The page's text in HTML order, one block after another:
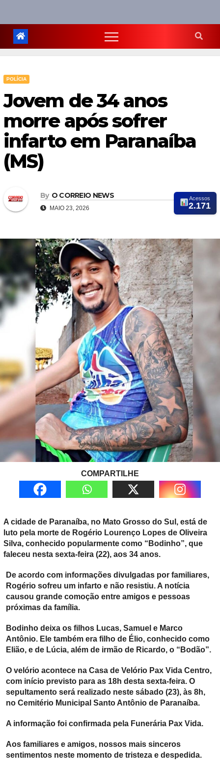
POLÍCIA
Jovem de 34 anos
morre após sofrer
infarto em Paranaíba
(MS)
By O CORREIO NEWS
MAIO 23, 2026
Acessos
2.171
COMPARTILHE
A cidade de Paranaíba, no Mato Grosso do Sul, está de
luto pela morte de Rogério Lourenço Lopes de Oliveira
Silva, conhecido popularmente como “Bodinho”, que
faleceu nesta sexta-feira (22), aos 34 anos.
De acordo com informações divulgadas por familiares,
Rogério sofreu um infarto e não resistiu. A notícia
causou grande comoção entre amigos e pessoas
próximas da família.
Bodinho deixa os filhos Lucas, Samuel e Marco
Antônio. Ele também era filho de Élio, conhecido como
Elião, e de Lúcia, além de irmão de Ricardo, o “Bodão”.
O velório acontece na Casa de Velório Pax Vida Centro,
com início previsto para as 18h desta sexta-feira. O
sepultamento será realizado neste sábado (23), às 8h,
no Cemitério Municipal Santo Antônio de Paranaíba.
A informação foi confirmada pela Funerária Pax Vida.
Aos familiares e amigos, nossos mais sinceros
sentimentos neste momento de tristeza e despedida.